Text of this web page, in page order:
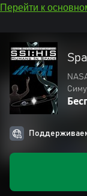
Перейти к